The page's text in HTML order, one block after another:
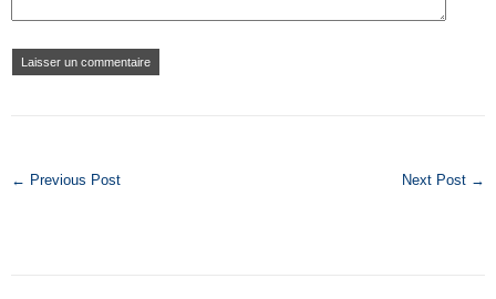
← Previous Post Next Post →